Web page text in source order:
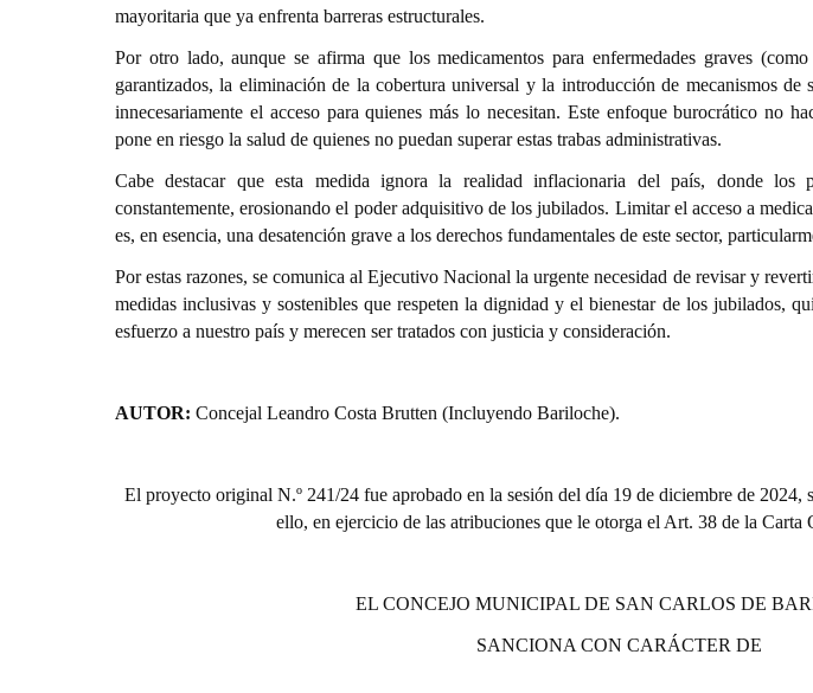
mayoritaria que ya enfrenta barreras estructurales.
Por otro lado, aunque se afirma que los medicamentos para enfermedades graves
garantizados, la eliminación de la cobertura universal y la introducción de mecanismos de
innecesariamente el acceso para quienes más lo necesitan. Este enfoque burocrático no
pone en riesgo la salud de quienes no puedan superar estas trabas administrativas.
Cabe destacar que esta medida ignora la realidad inflacionaria del país, donde los
constantemente, erosionando el poder adquisitivo de los jubilados. Limitar el acceso a
es, en esencia, una desatención grave a los derechos fundamentales de este sector,
Por estas razones, se comunica al Ejecutivo Nacional la urgente necesidad de revisar y
medidas inclusivas y sostenibles que respeten la dignidad y el bienestar de los jubilados,
esfuerzo a nuestro país y merecen ser tratados con justicia y consideración.
AUTOR: Concejal Leandro Costa Brutten (Incluyendo Bariloche).
El proyecto original N.º 241/24 fue aprobado en la sesión del día 19 de diciembre de 2024,
ello, en ejercicio de las atribuciones que le otorga el Art. 38 de la Carta
EL CONCEJO MUNICIPAL DE SAN CARLOS DE
SANCIONA CON CARÁCTER DE